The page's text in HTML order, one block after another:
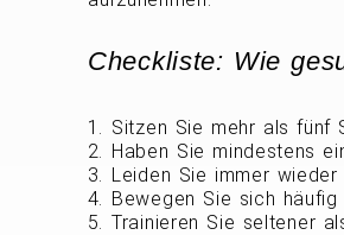
Checkliste: Wie
Sitzen Sie mehr als fünf
Haben Sie mindestens
Leiden Sie immer
Bewegen Sie sich
Trainieren Sie seltener